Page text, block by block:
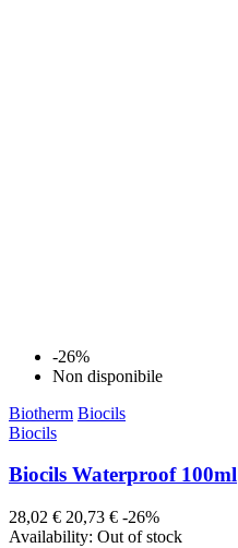
-26%
Non disponibile
Biotherm Biocils
Biocils
Biocils Waterproof 100ml
28,02 € 20,73 € -26%
Availability: Out of stock